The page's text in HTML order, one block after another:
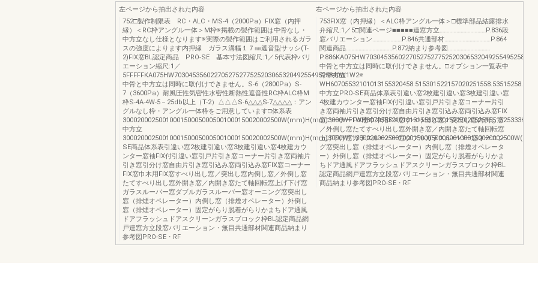
左ページから抽出された内容
752□製作制限表 RC・ALC・MS-4（2000Pa）FIX窓（内押
縁）＜RC枠アングル一体＞M枠※掲載の製作範囲は中骨なし・
中方立なし仕様となります※実際の製作範囲はご利用されるガラ
スの強度によります内押縁 ガラス溝幅１７㎜遮音型サッシ(T-
2)FIX窓BL認定商品 PRO-SE 基本寸法図縮尺:1／5代表枠バリ
エーション縮尺:1／
5FFFFFKA075HW7030453560227052752775252030653204925549525840W1W2※
中骨と中方立は同時に取付けできません。S-6（2800Pa）S-
7（3600Pa）耐風圧性気密性水密性断熱性遮音性RC枠ALC枠M
枠S-4A-4W-5－25db以上（T-2）△△△S-6△△△S-7△△△△：アン
グルなし枠・アングル一体枠をご用意しています□体系表
中方立
SE商品体系表引違い窓2枚建引違い窓3枚建引違い窓4枚建カウ
ンター窓袖FIX付引違い窓引戸片引き窓コーナー片引き窓両袖片
引き窓引分け窓自由片引き窓引込み窓両引込み窓FIX窓コーナー
FIX窓巾木用FIX窓すべり出し窓／突出し窓内倒し窓／外倒し窓
たてすべり出し窓外開き窓／内開き窓たて軸回転窓上げ下げ窓
ガラスルーバー窓ダブルガラスルーバー窓オーニング窓突出し
窓（排煙オペレーター）内倒し窓（排煙オペレーター）外倒し
窓（排煙オペレーター）固定がらり脱着がらりかまちドア通風
ドアフラッシュドアスクリーンガラスブロック枠BL認定商品網
戸連窓方立段窓バリエーション・無目共通部材関連商品納まり
参考図PRO-SE・RF
右ページから抽出された内容
753FIX窓（内押縁）＜ALC枠アングル一体＞□標準部品結露排水
弁縮尺:1／5□関連ページ■■■■■連窓方立……………………………P.836段
窓バリエーション…………………P.846共通部材……………………………P.864
関連商品……………………………P.872納まり参考図…………………………
中骨と中方立は同時に取付けできません。□オプション一覧表中
骨中方立
中方立PRO-SE商品体系表引違い窓2枚建引違い窓3枚建引違い窓
4枚建カウンター窓袖FIX付引違い窓引戸片引き窓コーナー片引
き窓両袖片引き窓引分け窓自由片引き窓引込み窓両引込み窓FIX
窓コーナーFIX窓巾木用FIX窓すべり出し窓／突出し窓内倒し窓
／外倒し窓たてすべり出し窓外開き窓／内開き窓たて軸回転窓
上げ下げ窓ガラスルーバー窓ダブルガラスルーバー窓オーニン
グ窓突出し窓（排煙オペレーター）内倒し窓（排煙オペレータ
ー）外倒し窓（排煙オペレーター）固定がらり脱着がらりかま
ちドア通風ドアフラッシュドアスクリーンガラスブロック枠BL
認定商品網戸連窓方立段窓バリエーション・無目共通部材関連
商品納まり参考図PRO-SE・RF